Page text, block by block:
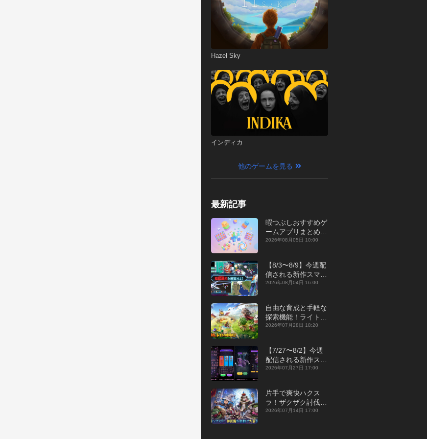
Hazel Sky
インディカ
他のゲームを見る
最新記事
暇つぶしおすすめゲ
ームアプリまとめ｜
オフライン対応あり
2026年08月05日 10:00
【8/3〜8/9】今週配
信される新作スマホ
ゲームをまとめてお
2026年08月04日 16:00
自由な育成と手軽な
探索機能！ライトカ
ジュアルMMORPG
P】
2026年07月28日 18:20
【7/27〜8/2】今週
配信される新作スマ
ホゲームをまとめて
2026年07月27日 17:00
片手で爽快ハクス
ラ！ザクザク討伐し
て神装備を集める放
2026年07月14日 17:00